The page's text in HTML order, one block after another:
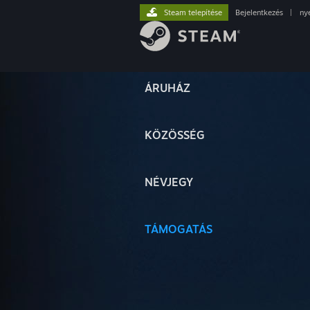
ÁRUHÁZ
KÖZÖSSÉG
NÉVJEGY
TÁMOGATÁS
Steam telepítése Bejelentkezés